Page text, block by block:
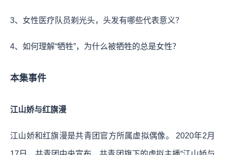
3、女性医疗队员剃光头，头发有哪些代表意义？
4、如何理解“牺牲”，为什么被牺牲的总是女性？
本集事件
江山娇与红旗漫
江山娇和红旗漫是共青团官方所属虚拟偶像。 2020年2月